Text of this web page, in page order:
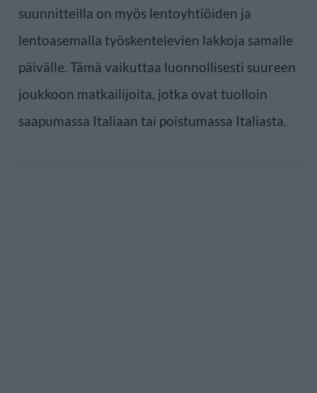
suunnitteilla on myös lentoyhtiöiden ja
lentoasemalla työskentelevien lakkoja samalle
päivälle. Tämä vaikuttaa luonnollisesti suureen
joukkoon matkailijoita, jotka ovat tuolloin
saapumassa Italiaan tai poistumassa Italiasta.